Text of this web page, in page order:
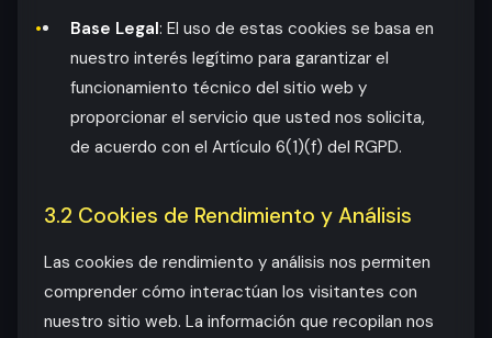
Base Legal: El uso de estas cookies se basa en
nuestro interés legítimo para garantizar el
funcionamiento técnico del sitio web y
proporcionar el servicio que usted nos solicita,
de acuerdo con el Artículo 6(1)(f) del RGPD.
3.2 Cookies de Rendimiento y Análisis
Las cookies de rendimiento y análisis nos permiten
comprender cómo interactúan los visitantes con
nuestro sitio web. La información que recopilan nos